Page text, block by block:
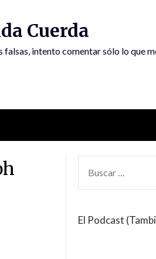
Cuerda
falsas, intento comentar sólo lo que
POR:
El Podcast